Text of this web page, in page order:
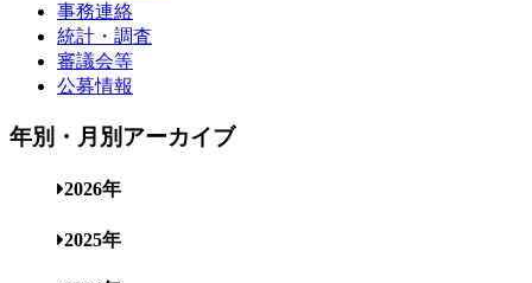
事務連絡
統計・調査
審議会等
公募情報
年別・月別アーカイブ
2026年
2025年